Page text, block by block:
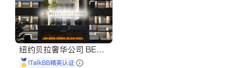
纽约贝拉奢华公司 BELL
A LUXE
iTalkBB精英认证